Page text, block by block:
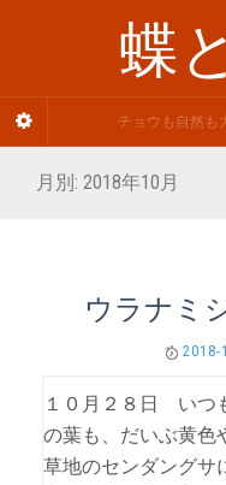
蝶
チョウも自然も
月別: 2018年10月
ウラナミ
2018-
１０月２８日 いつ
の葉も、だいぶ黄色
草地のセンダング